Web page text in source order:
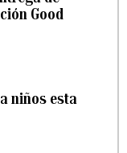
Good
niños esta